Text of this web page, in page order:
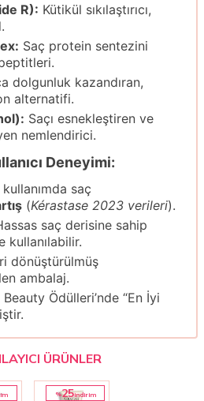
R): Kütikül sıkılaştırıcı,
Saç protein sentezini
dolgunluk kazandıran,
alternatifi.
Saçı esnekleştiren ve
nemlendirici.
Deneyimi:
kullanımda saç
(Kérastase 2023 verileri).
saç derisine sahip
kullanılabilir.
dönüştürülmüş
ambalaj.
Ödülleri’nde “En İyi
ÜRÜNLER
%25i̇ndirim